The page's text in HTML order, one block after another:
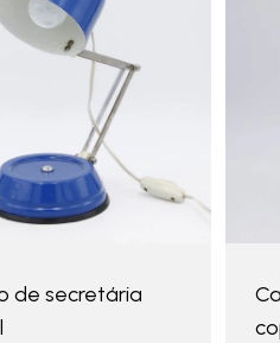
de secretária